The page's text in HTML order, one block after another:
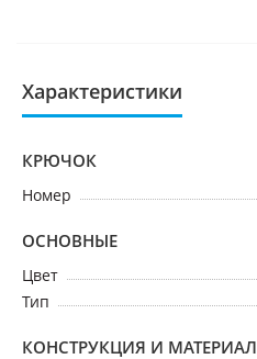
Характеристики
КРЮЧОК
Номер
ОСНОВНЫЕ
Цвет
Тип
КОНСТРУКЦИЯ И МАТЕРИАЛ